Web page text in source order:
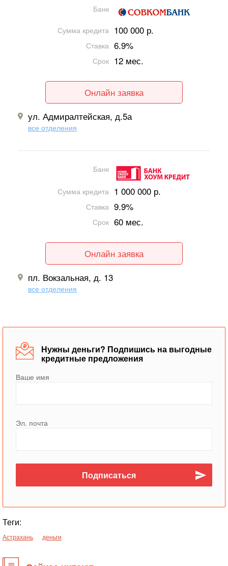
Банк
Сумма кредита 100 000 р.
Ставка 6.9%
Срок 12 мес.
Онлайн заявка
ул. Адмиралтейская, д.5а
все отделения
Банк
Сумма кредита 1 000 000 р.
Ставка 9.9%
Срок 60 мес.
Онлайн заявка
пл. Вокзальная, д. 13
все отделения
Нужны деньги? Подпишись на выгодные
кредитные предложения
Ваше имя
Эл. почта
Теги:
Астрахань деньги